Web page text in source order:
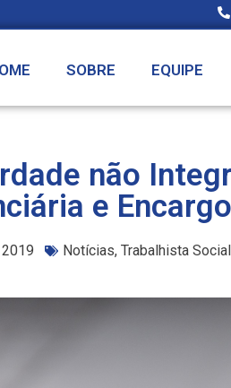
SOBRE EQUIPE
não
e
Notícias, Trabalhista Social